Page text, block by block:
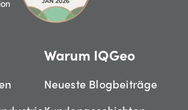
Warum IQGeo
Neueste Blogbeiträge